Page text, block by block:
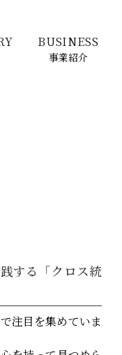
BUSINESS
事業紹介
する「クロス統
注目を集めていま